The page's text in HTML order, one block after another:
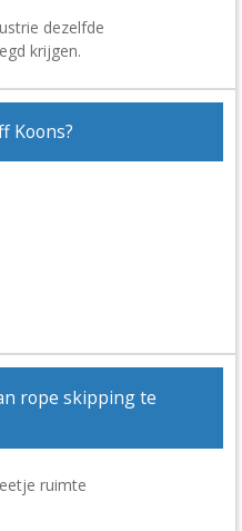
dezelfde
krijgen.
Koons?
rope skipping te
ruimte